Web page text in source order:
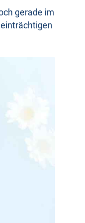
gerade im